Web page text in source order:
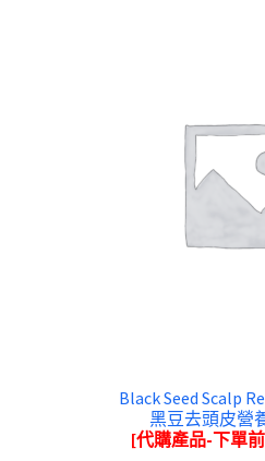
Black Seed Scalp
黑豆去頭皮營
[代購產品-下單